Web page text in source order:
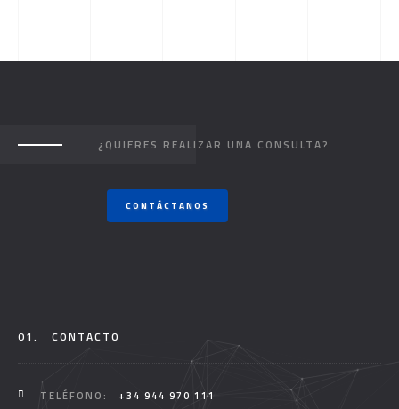
¿QUIERES REALIZAR UNA CONSULTA?
CONTÁCTANOS
01. CONTACTO
TELÉFONO:
+34 944 970 111